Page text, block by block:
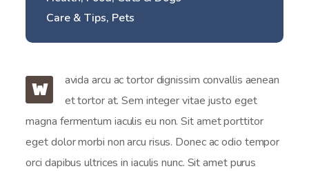
Care & Tips, Pets
W
avida arcu ac tortor dignissim convallis aenean
et tortor at. Sem integer vitae justo eget
magna fermentum iaculis eu non. Sit amet porttitor
eget dolor morbi non arcu risus. Donec ac odio tempor
orci dapibus ultrices in iaculis nunc. Sit amet purus